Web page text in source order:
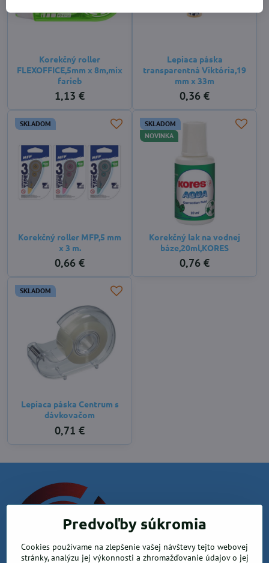
Korekčný roller
FLEXOFFICE,5mm x 8m,mix
farieb
1,13 €
Lepiaca páska
transparentná Viktória,19
mm x 33m
0,36 €
SKLADOM
Korekčný roller MFP,5 mm
x 3 m.
0,66 €
SKLADOM
NOVINKA
Korekčný lak na vodnej
báze,20ml,KORES
0,76 €
SKLADOM
Lepiaca páska Centrum s
dávkovačom
0,71 €
Predvoľby súkromia
Cookies používame na zlepšenie vašej návštevy tejto webovej
stránky, analýzu jej výkonnosti a zhromažďovanie údajov o jej